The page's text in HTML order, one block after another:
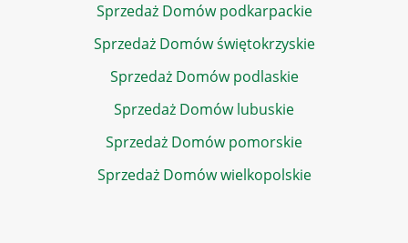
Sprzedaż Domów podkarpackie
Sprzedaż Domów świętokrzyskie
Sprzedaż Domów podlaskie
Sprzedaż Domów lubuskie
Sprzedaż Domów pomorskie
Sprzedaż Domów wielkopolskie